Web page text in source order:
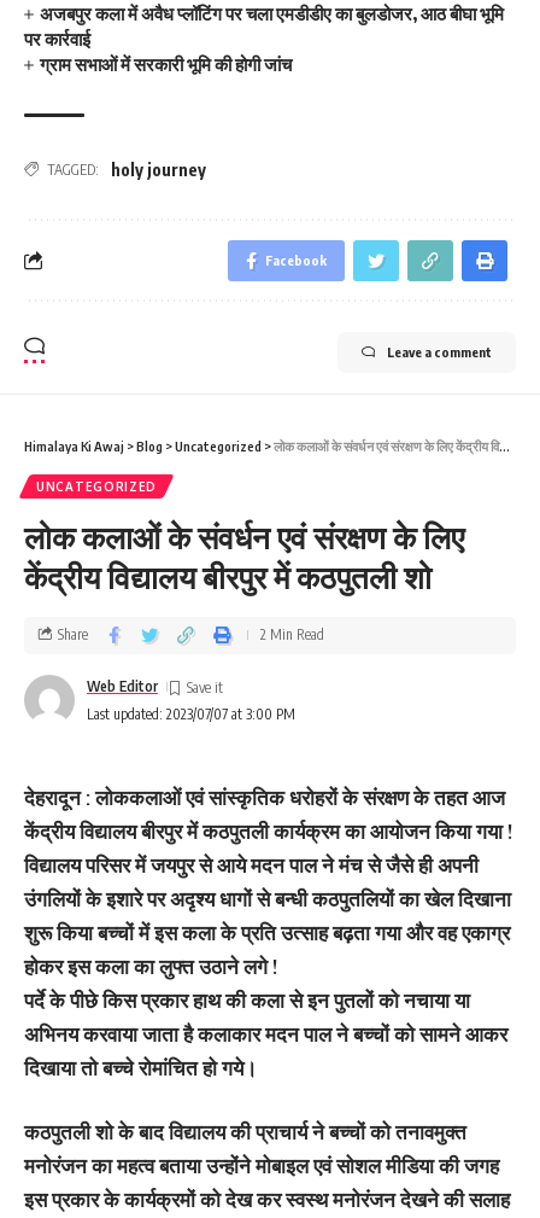
अजबपुर कला में अवैध प्लॉटिंग पर चला एमडीडीए का बुलडोजर, आठ बीघा भूमि
पर कार्रवाई
ग्राम सभाओं में सरकारी भूमि की होगी जांच
TAGGED: holy journey
Facebook
Leave a comment
Himalaya Ki Awaj >Blog >Uncategorized >लोक कलाओं के संवर्धन एवं संरक्षण के लिए केंद्रीय विद्यालय बीरपुर में कठपुतली शो
UNCATEGORIZED
लोक कलाओं के संवर्धन एवं संरक्षण के लिए
केंद्रीय विद्यालय बीरपुर में कठपुतली शो
Last updated: 2023/07/07 at 3:00 PM
Web Editor
Share 2 Min Read
देहरादून : लोककलाओं एवं सांस्कृतिक धरोहरों के संरक्षण के तहत आज
केंद्रीय विद्यालय बीरपुर में कठपुतली कार्यक्रम का आयोजन किया गया !
विद्यालय परिसर में जयपुर से आये मदन पाल ने मंच से जैसे ही अपनी
उंगलियों के इशारे पर अदृश्य धागों से बन्धी कठपुतलियों का खेल दिखाना
शुरू किया बच्चों में इस कला के प्रति उत्साह बढ़ता गया और वह एकाग्र
होकर इस कला का लुफ्त उठाने लगे !
पर्दे के पीछे किस प्रकार हाथ की कला से इन पुतलों को नचाया या
अभिनय करवाया जाता है कलाकार मदन पाल ने बच्चों को सामने आकर
दिखाया तो बच्चे रोमांचित हो गये।
कठपुतली शो के बाद विद्यालय की प्राचार्य ने बच्चों को तनावमुक्त
मनोरंजन का महत्व बताया उन्होंने मोबाइल एवं सोशल मीडिया की जगह
इस प्रकार के कार्यक्रमों को देख कर स्वस्थ मनोरंजन देखने की सलाह